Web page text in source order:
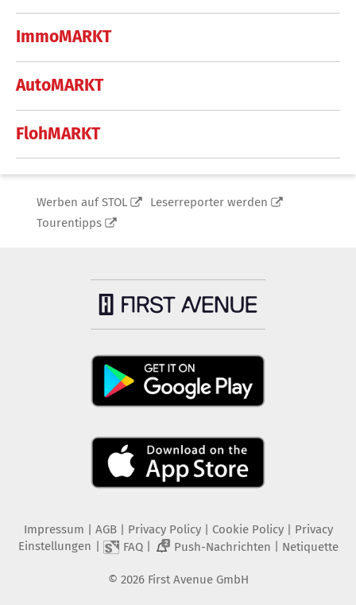
ImmoMARKT
AutoMARKT
FlohMARKT
Werben auf STOL
Leserreporter werden
Tourentipps
Impressum AGB Privacy Policy| Cookie Policy| Privacy
Einstellungen
FAQ| 2 Push-Nachrichten Netiquette
© 2026 First Avenue GmbH